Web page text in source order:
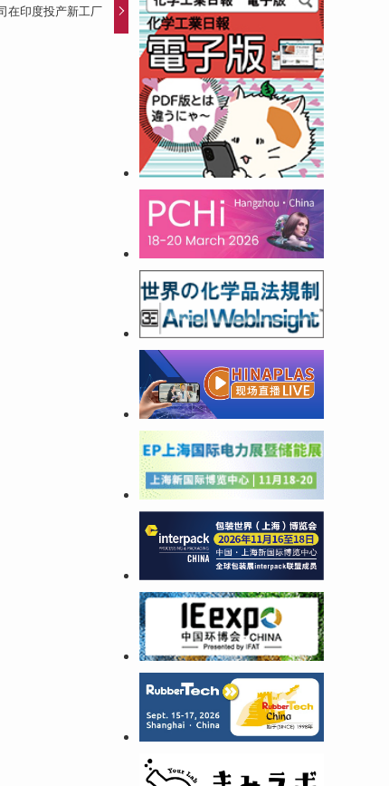
印度投产新工厂